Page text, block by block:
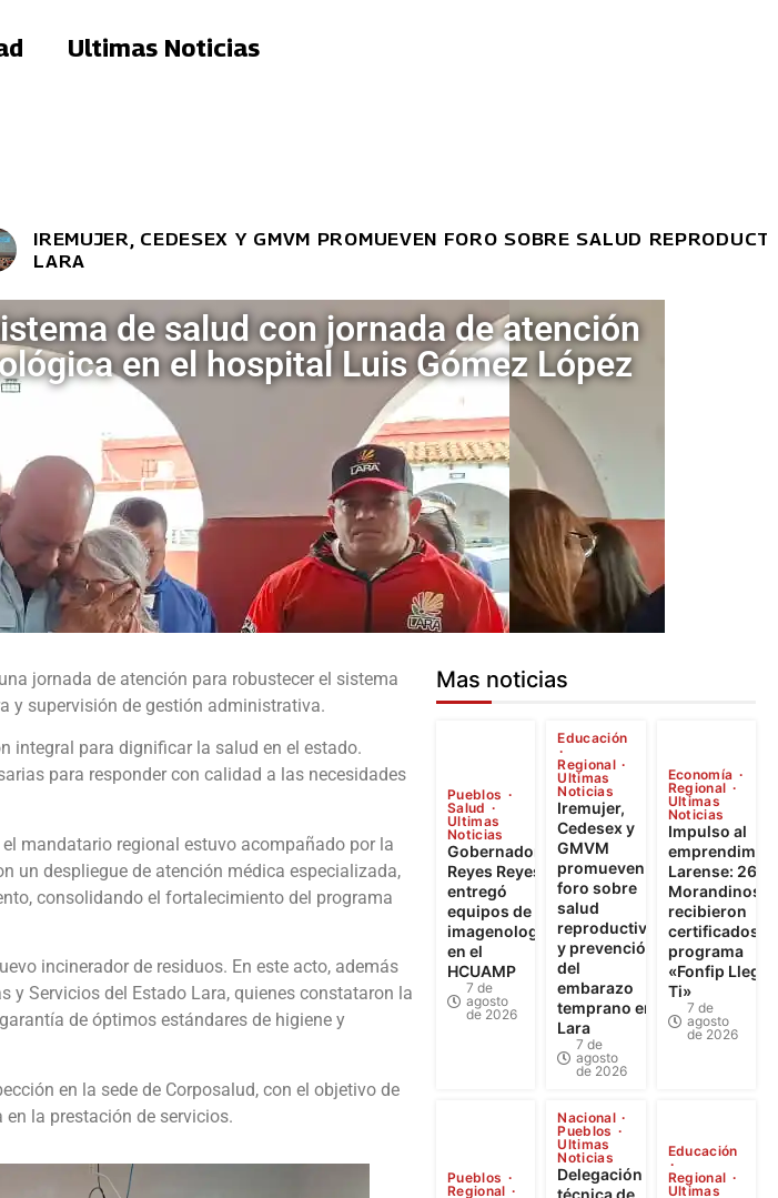
Ultimas Noticias
CEDESEX Y GMVM PROMUEVEN FORO SOBRE SALUD REPRODUCTIVA
de salud con jornada de atención
en el hospital Luis Gómez López
jornada de atención para robustecer el sistema
y supervisión de gestión administrativa.
integral para dignificar la salud en el estado.
para responder con calidad a las necesidades
mandatario regional estuvo acompañado por la
un despliegue de atención médica especializada,
consolidando el fortalecimiento del programa
incinerador de residuos. En este acto, además
y Servicios del Estado Lara, quienes constataron la
de óptimos estándares de higiene y
en la sede de Corposalud, con el objetivo de
la prestación de servicios.
Mas noticias
Pueblos
Salud
Ultimas
Noticias
Gobernador
Reyes Reyes
entregó
equipos de
imagenología
en el
HCUAMP
7 de
agosto
de 2026
Educación
Regional
Ultimas
Noticias
Iremujer,
Cedesex y
GMVM
promueven
foro sobre
salud
reproductiva
y prevención
del
embarazo
temprano en
Lara
7 de
agosto
de 2026
Economía
Regional
Ultimas
Noticias
Impulso al
Larense: 262
Morandinos
recibieron
certificados
programa
«Fonfip Llega
Ti»
7 de
agosto
de 2026
Pueblos
Regional
Nacional
Pueblos
Ultimas
Noticias
Delegación
técnica de
Educación
Regional
Ultimas